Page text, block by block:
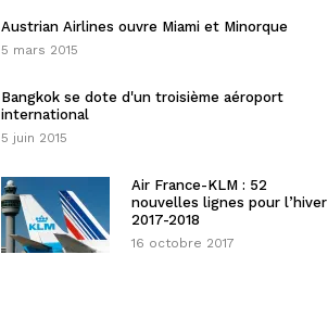
Austrian Airlines ouvre Miami et Minorque
5 mars 2015
Bangkok se dote d'un troisième aéroport
international
5 juin 2015
Air France-KLM : 52
nouvelles lignes pour l’hiver
2017-2018
16 octobre 2017